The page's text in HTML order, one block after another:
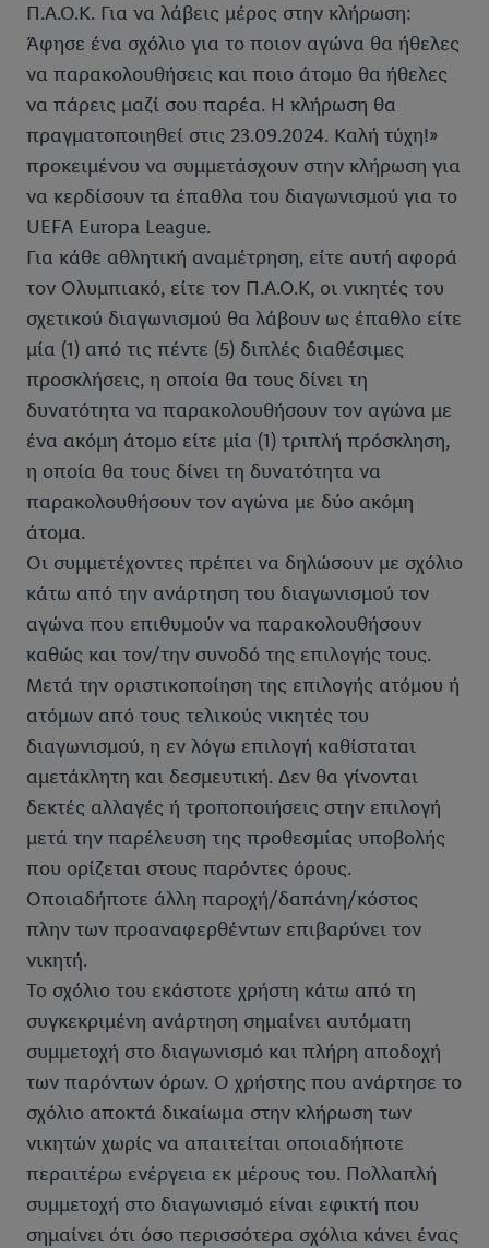
Π.Α.Ο.Κ. Για να λάβεις μέρος στην κλήρωση:
Άφησε ένα σχόλιο για το ποιον αγώνα θα ήθελες
να παρακολουθήσεις και ποιο άτομο θα ήθελες
να πάρεις μαζί σου παρέα. Η κλήρωση θα
πραγματοποιηθεί στις 23.09.2024. Καλή τύχη!»
προκειμένου να συμμετάσχουν στην κλήρωση για
να κερδίσουν τα έπαθλα του διαγωνισμού για το
UEFA Europa League.
Για κάθε αθλητική αναμέτρηση, είτε αυτή αφορά
τον Ολυμπιακό, είτε τον Π.Α.Ο.Κ, οι νικητές του
σχετικού διαγωνισμού θα λάβουν ως έπαθλο είτε
μία (1) από τις πέντε (5) διπλές διαθέσιμες
προσκλήσεις, η οποία θα τους δίνει τη
δυνατότητα να παρακολουθήσουν τον αγώνα με
ένα ακόμη άτομο είτε μία (1) τριπλή πρόσκληση,
η οποία θα τους δίνει τη δυνατότητα να
παρακολουθήσουν τον αγώνα με δύο ακόμη
άτομα.
Οι συμμετέχοντες πρέπει να δηλώσουν με σχόλιο
κάτω από την ανάρτηση του διαγωνισμού τον
αγώνα που επιθυμούν να παρακολουθήσουν
καθώς και τον/την συνοδό της επιλογής τους.
Μετά την οριστικοποίηση της επιλογής ατόμου ή
ατόμων από τους τελικούς νικητές του
διαγωνισμού, η εν λόγω επιλογή καθίσταται
αμετάκλητη και δεσμευτική. Δεν θα γίνονται
δεκτές αλλαγές ή τροποποιήσεις στην επιλογή
μετά την παρέλευση της προθεσμίας υποβολής
που ορίζεται στους παρόντες όρους.
Οποιαδήποτε άλλη παροχή/δαπάνη/κόστος
πλην των προαναφερθέντων επιβαρύνει τον
νικητή.
Το σχόλιο του εκάστοτε χρήστη κάτω από τη
συγκεκριμένη ανάρτηση σημαίνει αυτόματη
συμμετοχή στο διαγωνισμό και πλήρη αποδοχή
των παρόντων όρων. Ο χρήστης που ανάρτησε το
σχόλιο αποκτά δικαίωμα στην κλήρωση των
νικητών χωρίς να απαιτείται οποιαδήποτε
περαιτέρω ενέργεια εκ μέρους του. Πολλαπλή
συμμετοχή στο διαγωνισμό είναι εφικτή που
σημαίνει ότι όσο περισσότερα σχόλια κάνει ένας